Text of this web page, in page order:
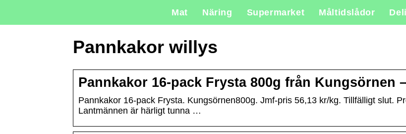
Mat Näring Supermarket Måltidslådor
Pannkakor willys
Pannkakor 16-pack Frysta 800g från Kungsörnen
Pannkakor 16-pack Frysta. Kungsörnen800g. Jmf-pris 56,13 kr/kg. Tillfälligt slut.
Lantmännen är härligt tunna …